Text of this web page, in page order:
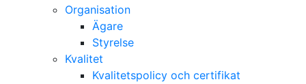
Organisation
Ägare
Styrelse
Kvalitet
Kvalitetspolicy och certifikat